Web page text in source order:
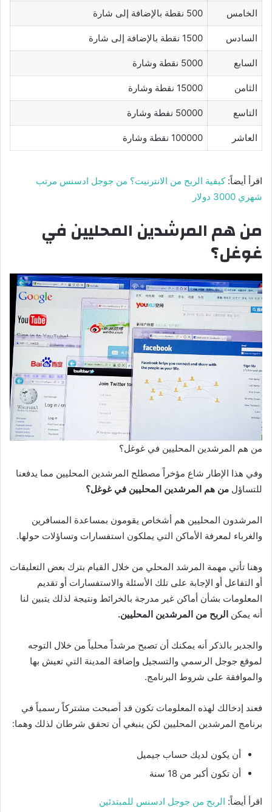
الخامس 500 نقطة بالإضافة إلى شارة
السادس 1500 نقطة بالإضافة إلى شارة
السابع 5000 نقطة وشارة
الثامن 15000 نقطة وشارة
التاسع 50000 نفطة وشارة
العاشر 100000 نقطة وشارة
اقرأ أيضاً:كيفية الربح من الانترنيت؟ من جوجل ادسنس مرتب
شهري 3000 دولار
من هم المرشدين المحليين في
غوغل؟
من هم المرشدين المحليين في غوغل؟
وفي هذا الإطار شاع مؤخراً مصطلح المرشدين المحليين مما يدفعنا
للتساؤل من هم المرشدين المحليين في غوغل؟
المرشدون المحليين هم أشخاص يقومون بمساعدة المسافرين
والغرباء لمعرفة الأماكن التي يملكون استفسارات وتساؤلات حولها.
وهنا تأتي مهمة المرشد المحلي من خلال القيام بترك بعض التعليقات
أو التفاعل أو الإجابة على تلك الأسئلة والاستفسارات أو تقديم
المعلومات بشأن أماكن غير مدرجة بالخرائط ونتيجة لذلك يتبين لنا
أنه يمكن الربح من المرشدين المحليين.
والجدير بالذكر أنه يمكنك أن تصبح مرشداً محلياً من خلال التوجه
لموقع جوجل الرسمي والتسجيل وإضافة المدينة التي تعيش بها
والموافقة على شروط البرنامج.
فعند إدخالك لهذه المعلومات تكون قد أصبحت مشتركاً رسمياً في
برنامج المرشدين المحليين لكن ينبغي أن تحقق شرطان لذلك وهما:
أن يكون لديك حساب جيميل
أن تكون أكبر من 18 سنة
اقرأ أيضاً: الربح من جوجل ادسنس للمبتدئين